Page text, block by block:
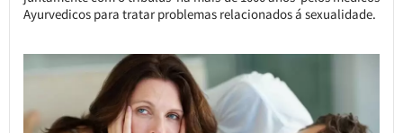
Ayurvedicos para tratar problemas relacionados á sexualidade.